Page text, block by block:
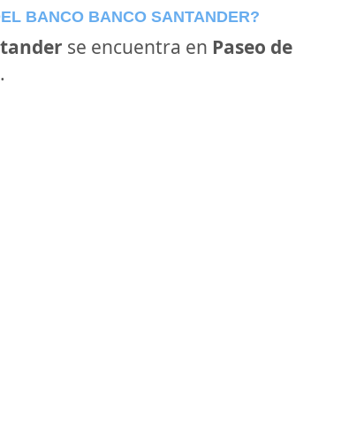
BANCO BANCO SANTANDER?
se encuentra en Paseo de
.